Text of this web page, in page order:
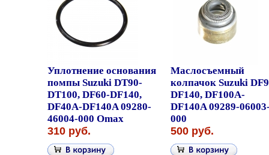
Уплотнение основания
помпы Suzuki DT90-
DT100, DF60-DF140,
DF40A-DF140A 09280-
46004-000 Omax
310 руб.
Маслосъемный
колпачок Suzuki
DF140, DF100A-
DF140A 09289-
000
500 руб.